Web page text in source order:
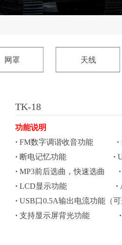
网罩 天线
TK-18
功能说明
· FM数字调谐收音功能 ·
· 断电记忆功能 ·
· MP3前后选曲，快速选曲 ·
· LCD显示功能 ·
· USB口0.5A输出电流功能（可
· 支持显示屏背光功能 ·